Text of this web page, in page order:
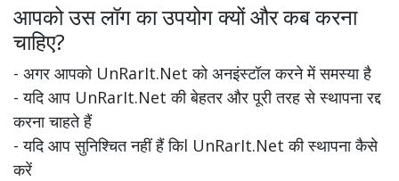
आपको उस लॉग का उपयोग क्यों और कब करना
चाहिए?
- अगर आपको UnRarIt.Net को अनइंस्टॉल करने में समस्या है
- यदि आप UnRarIt.Net की बेहतर और पूरी तरह से स्थापना रद्द
करना चाहते हैं
- यदि आप सुनिश्चित नहीं हैं किl UnRarIt.Net की स्थापना कैसे
करें